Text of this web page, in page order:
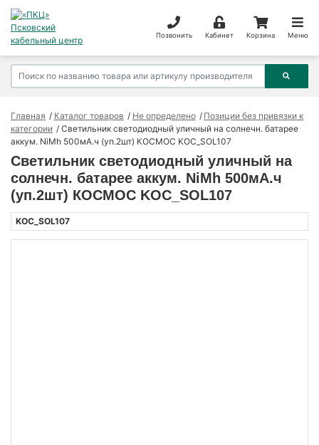
Позвонить Кабинет Корзина Меню
Главная Каталог товаров Не определено
Позиции без привязки к
категории
Светильник светодиодный уличный на солнечн. батарее
аккум. NiMh 500мА.ч (уп.2шт) КОСМОС KOC_SOL107
Светильник светодиодный уличный на
солнечн. батарее аккум. NiMh 500мА.ч
(уп.2шт) КОСМОС KOC_SOL107
KOC_SOL107